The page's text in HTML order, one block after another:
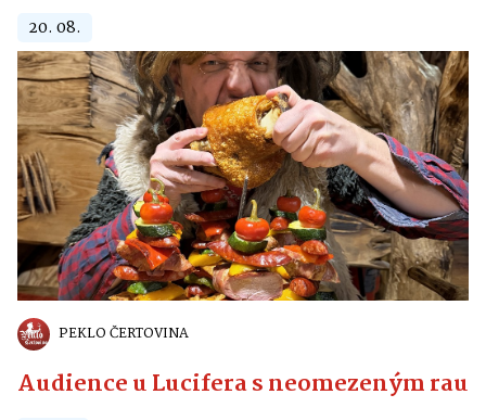
20. 08.
PEKLO ČERTOVINA
Audience u Lucifera s neomezeným